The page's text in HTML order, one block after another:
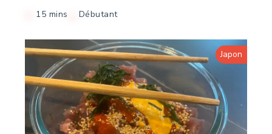
15 mins Débutant
Japon